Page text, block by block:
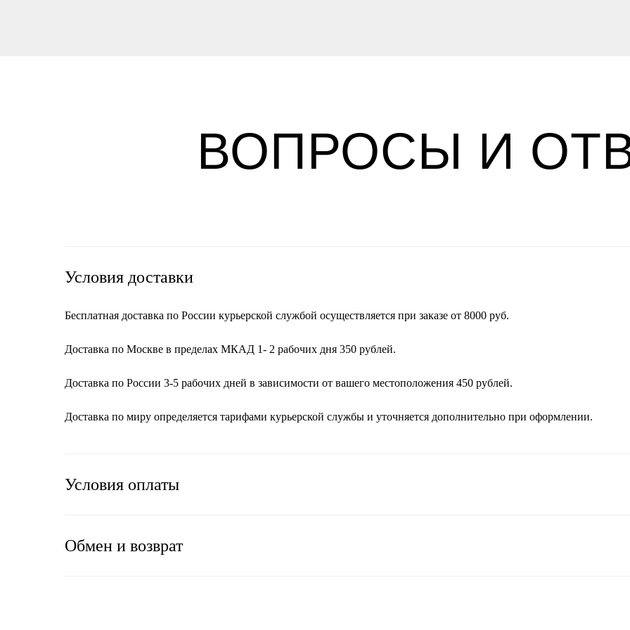
ВОПРОСЫ И
Условия доставки
Бесплатная доставка по России курьерской службой осуществляется при заказе от 8000 руб.
Доставка по Москве в пределах МКАД 1- 2 рабочих дня 350 рублей.
Доставка по России 3-5 рабочих дней в зависимости от вашего местоположения 450 рублей.
Доставка по миру определяется тарифами курьерской службы и уточняется дополнительно при оформлении.
Условия оплаты
Обмен и возврат